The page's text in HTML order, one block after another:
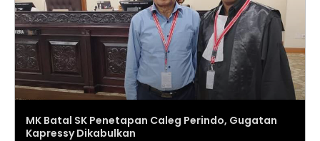
MK Batal SK Penetapan Caleg Perindo, Gugatan
Kapressy Dikabulkan